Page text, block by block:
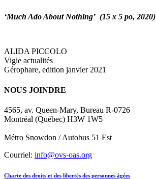
‘Much Ado About Nothing’ (15 x 5 po, 2020)
ALIDA PICCOLO
Vigie actualités
Gérophare, edition janvier 2021
NOUS JOINDRE
4565, av. Queen-Mary, Bureau R-0726
Montréal (Québec) H3W 1W5
Métro Snowdon / Autobus 51 Est
Courriel: info@ovs-oas.org
Charte des droits et des libertés des personnes âgées